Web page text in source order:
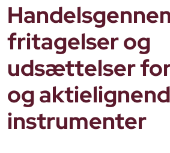
fritagelser og
udsættelser
og
instrumenter